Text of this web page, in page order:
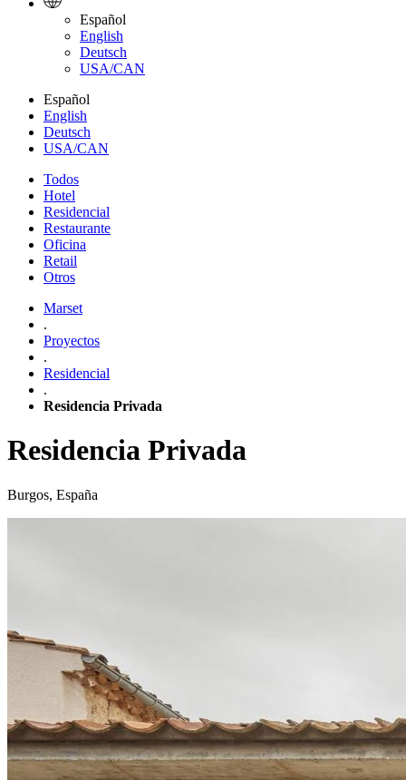
Español
English
Deutsch
USA/CAN
Español
English
Deutsch
USA/CAN
Todos
Hotel
Residencial
Restaurante
Oficina
Retail
Otros
Marset
.
Proyectos
.
Residencial
.
Residencia Privada
Residencia Privada
Burgos, España